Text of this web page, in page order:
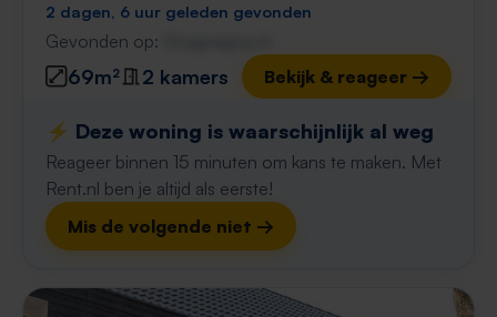
2 dagen, 6 uur geleden gevonden
Gevonden op:
69m² 2 kamers Bekijk & reageer →
⚡️ Deze woning is waarschijnlijk al weg
Reageer binnen 15 minuten om kans te maken. Met
Rent.nl ben je altijd als eerste!
Mis de volgende niet →